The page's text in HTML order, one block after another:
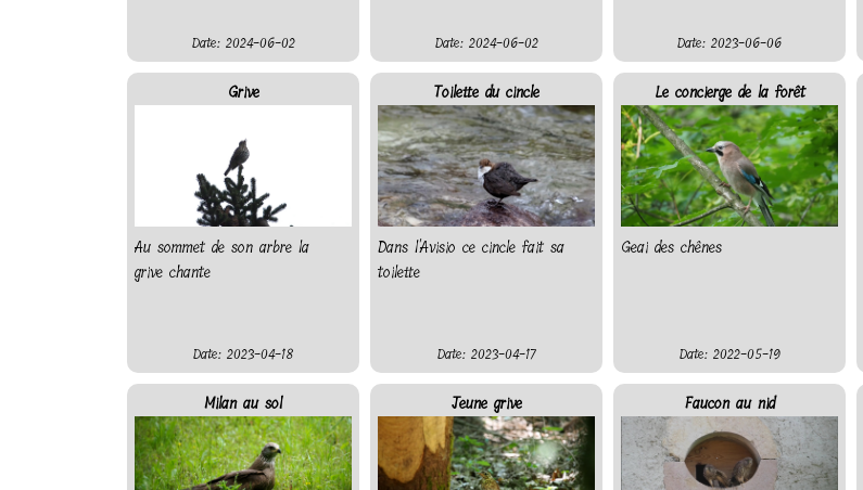
Date: 2024-06-02 Date: 2024-06-02 Date: 2023-06-06
Grive
Au sommet de son arbre la
grive chante
Date: 2023-04-18
Toilette du cincle
Dans l'Avisio ce cincle fait sa
toilette
Date: 2023-04-17
Le concierge de la forêt
Geai des chênes
Date: 2022-05-19
Milan au sol Jeune grive Faucon au nid